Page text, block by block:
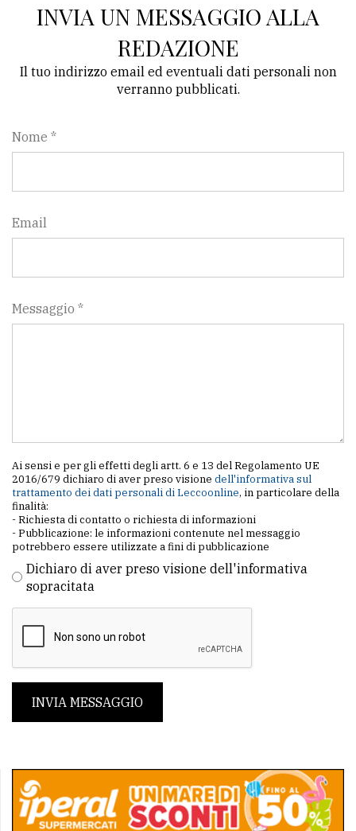
INVIA UN MESSAGGIO ALLA
REDAZIONE
Il tuo indirizzo email ed eventuali dati personali non
verranno pubblicati.
Nome *
Email
Messaggio *
Ai sensi e per gli effetti degli artt. 6 e 13 del Regolamento UE
2016/679 dichiaro di aver preso visione dell'informativa sul
trattamento dei dati personali di Leccoonline, in particolare della
finalità:
- Richiesta di contatto o richiesta di informazioni
- Pubblicazione: le informazioni contenute nel messaggio
potrebbero essere utilizzate a fini di pubblicazione
Dichiaro di aver preso visione dell'informativa
sopracitata
INVIA MESSAGGIO